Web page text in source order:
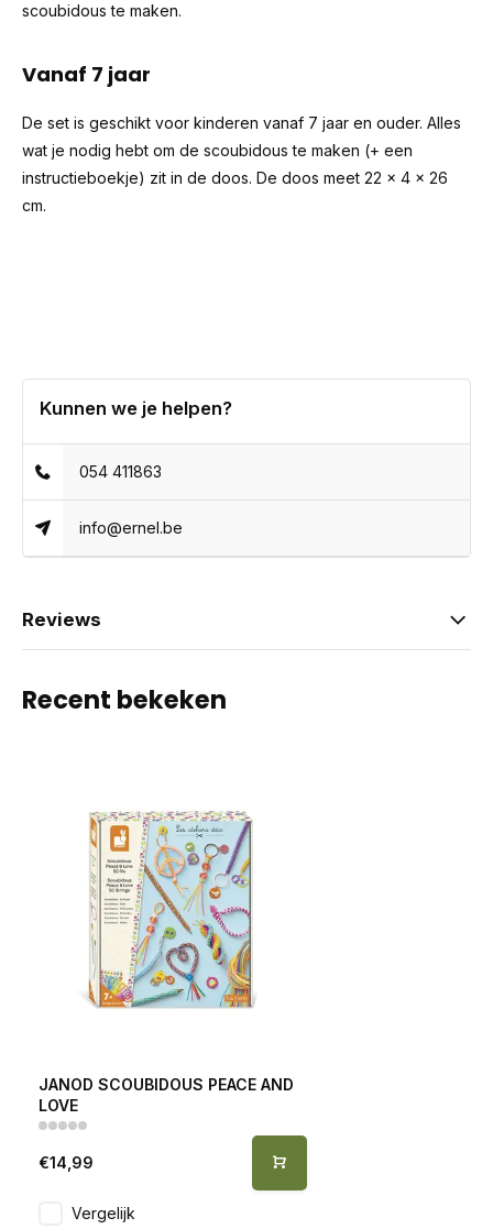
scoubidous te maken.
Vanaf 7 jaar
De set is geschikt voor kinderen vanaf 7 jaar en ouder. Alles
wat je nodig hebt om de scoubidous te maken (+ een
instructieboekje) zit in de doos. De doos meet 22 x 4 x 26
cm.
Kunnen we je helpen?
054 411863
info@ernel.be
Reviews
Recent bekeken
JANOD SCOUBIDOUS PEACE AND
LOVE
€14,99
Vergelijk